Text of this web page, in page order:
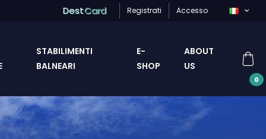
DestCard Registrati Accesso
STABILIMENTI
BALNEARI
E-
SHOP
ABOUT
US
0